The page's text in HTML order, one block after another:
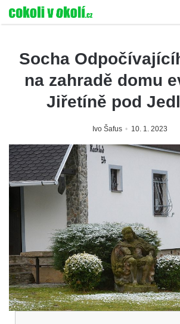
Socha
na zahradě domu
Jiřetíně pod
Ivo Šafus 10. 1. 2023